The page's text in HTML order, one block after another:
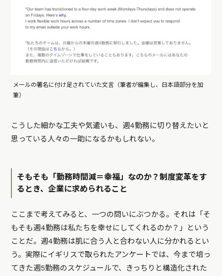
メールの署名に付け足されていた文言（筆者が編集し、日本語部分を加
筆）
こうした細かな工夫や気遣いも、週4勤務に切り替えたいと
思っている人々の一助になるかもしれない。
そもそも「勤務時間減＝幸福」なのか？制度変革をす
るとき、企業に求められること
ここまで考えてみると、一つの問いにぶつかる。それは「そ
もそも週4勤務は私たちを幸せにしてくれるのか？」という
ことだ。週4勤務は肌に合う人と合わない人に分かれるとい
う。実際にイギリスで取られたアンケートでは、今まで培っ
てきた週5勤務のスケジュールで、きっちりと構造化された